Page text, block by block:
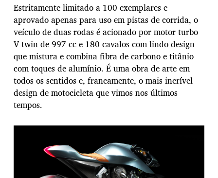
Estritamente limitado a 100 exemplares e
aprovado apenas para uso em pistas de corrida, o
veículo de duas rodas é acionado por motor turbo
V-twin de 997 cc e 180 cavalos com lindo design
que mistura e combina fibra de carbono e titânio
com toques de alumínio. É uma obra de arte em
todos os sentidos e, francamente, o mais incrível
design de motocicleta que vimos nos últimos
tempos.